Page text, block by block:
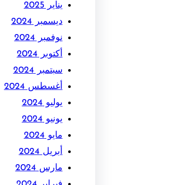
يناير 2025
ديسمبر 2024
نوفمبر 2024
أكتوبر 2024
سبتمبر 2024
أغسطس 2024
يوليو 2024
يونيو 2024
مايو 2024
أبريل 2024
مارس 2024